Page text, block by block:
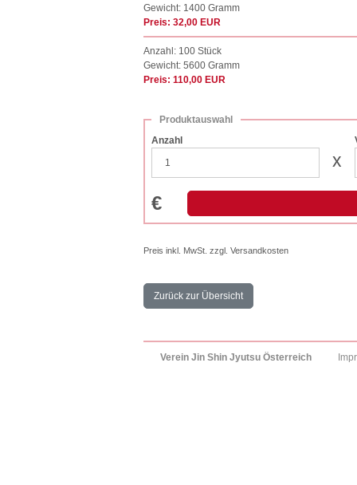
Gewicht: 1400 Gramm
Preis: 32,00 EUR
Anzahl: 100 Stück
Gewicht: 5600 Gramm
Preis: 110,00 EUR
Produktauswahl
Anzahl
x
€
Preis inkl. MwSt. zzgl. Versandkosten
Zurück zur Übersicht
Verein Jin Shin Jyutsu Österreich